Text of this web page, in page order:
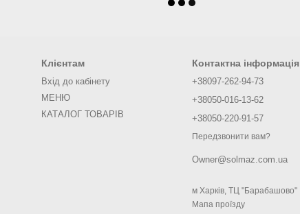
Клієнтам
Вхід до кабінету
МЕНЮ
КАТАЛОГ ТОВАРІВ
Контактна інформація
+38097-262-94-73
+38050-016-13-62
+38050-220-91-57
Передзвонити вам?
Owner@solmaz.com.ua
м Харків, ТЦ "Барабашово"
Мапа проїзду